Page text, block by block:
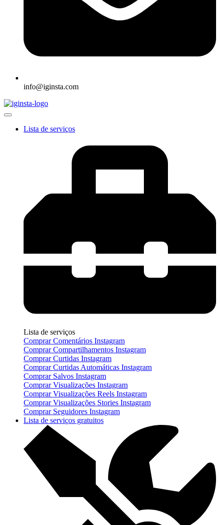
info@iginsta.com
Lista de serviços
Lista de serviços
Comprar Comentários Instagram
Comprar Compartilhamentos Instagram
Comprar Curtidas Instagram
Comprar Curtidas Automáticas Instagram
Comprar Salvos Instagram
Comprar Visualizações Instagram
Comprar Visualizações Reels Instagram
Comprar Visualizações Stories Instagram
Comprar Seguidores Instagram
Lista de serviços gratuitos